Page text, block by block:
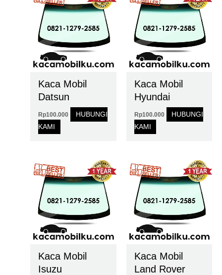
Kaca Mobil
Datsun
Rp100.000
HUBUNGI
KAMI
Kaca Mobil
Hyundai
Rp100.000
HUBUNGI
KAMI
Kaca Mobil
Isuzu
Kaca Mobil
Land Rover